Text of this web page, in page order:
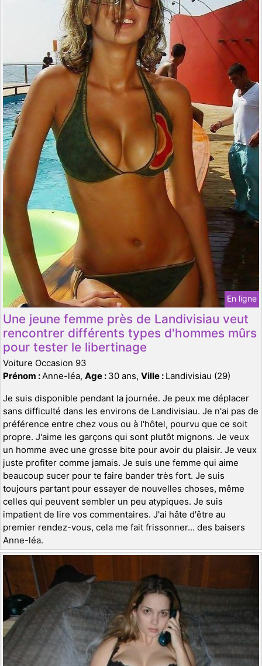
En ligne
Une jeune femme près de Landivisiau veut
rencontrer différents types d'hommes mûrs
pour tester le libertinage
Voiture Occasion 93
Prénom :Anne-léa, Age : 30 ans, Ville : Landivisiau (29)
Je suis disponible pendant la journée. Je peux me déplacer
sans difficulté dans les environs de Landivisiau. Je n'ai pas de
préférence entre chez vous ou à l'hôtel, pourvu que ce soit
propre. J'aime les garçons qui sont plutôt mignons. Je veux
un homme avec une grosse bite pour avoir du plaisir. Je veux
juste profiter comme jamais. Je suis une femme qui aime
beaucoup sucer pour te faire bander très fort. Je suis
toujours partant pour essayer de nouvelles choses, même
celles qui peuvent sembler un peu atypiques. Je suis
impatient de lire vos commentaires. J'ai hâte d'être au
premier rendez-vous, cela me fait frissonner... des baisers
Anne-léa.